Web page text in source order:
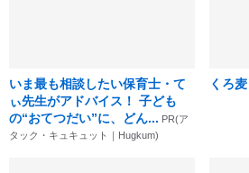
いま最も相談したい保育士・て
ぃ先生がアドバイス！ 子ども
の“おてつだい”に、どん... PR(ア
タック・キュキュット｜Hugkum)
くろ麦